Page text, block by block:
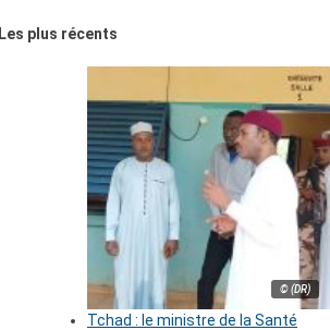
Les plus récents
© (DR)
Tchad : le ministre de la Santé